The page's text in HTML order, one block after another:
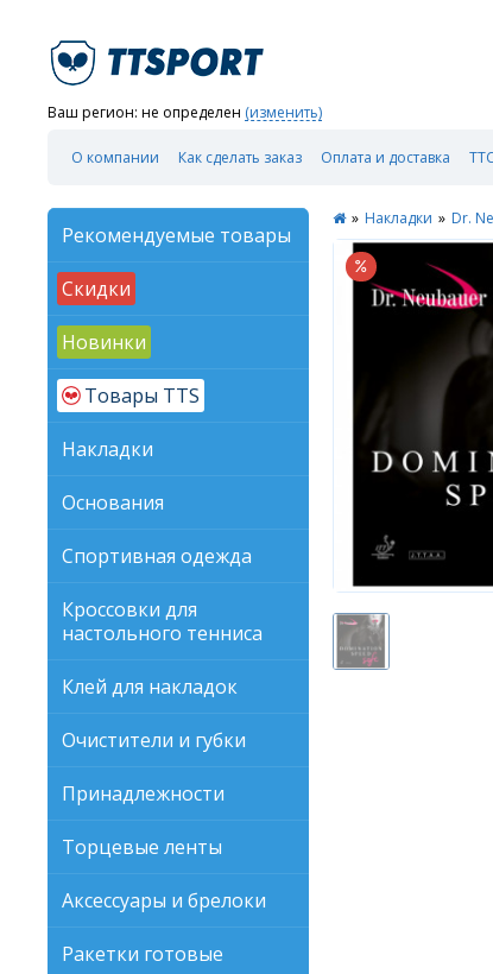
Ваш регион: не определен (изменить)
О компании Как сделать заказ Оплата и доставка
Рекомендуемые товары
Скидки
Новинки
Товары TTS
Накладки
Основания
Спортивная одежда
Кроссовки для
настольного тенниса
Клей для накладок
Очистители и губки
Принадлежности
Торцевые ленты
Аксессуары и брелоки
Ракетки готовые
» Накладки » Dr.